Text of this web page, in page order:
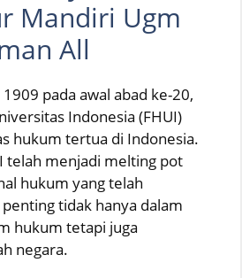
Mandiri Ugm
All
pada awal abad ke-20,
Indonesia (FHUI)
hukum tertua di Indonesia.
telah menjadi melting pot
hukum yang telah
tidak hanya dalam
hukum tetapi juga
negara.